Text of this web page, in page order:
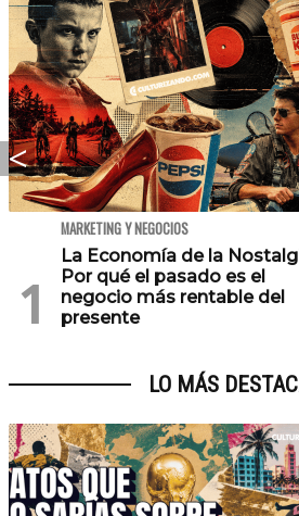
MARKETING Y NEGOCIOS
La Economía de la
Por qué el pasado es el
negocio más rentable del
presente
LO MÁS